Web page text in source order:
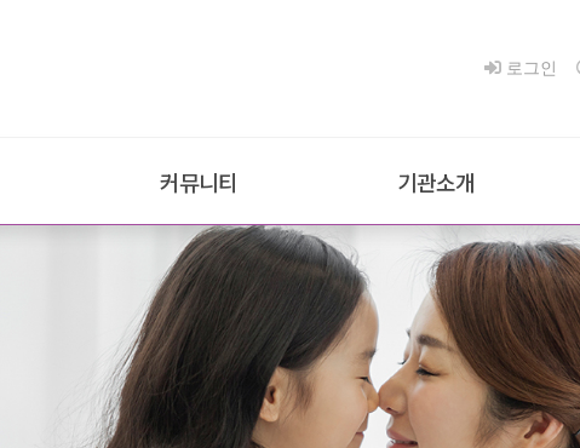
로그인
커뮤니티
교육안내
e-book·연구보고
언론보도·보도자료
기관소개
인사말
법인소개
기관안내
시설안내